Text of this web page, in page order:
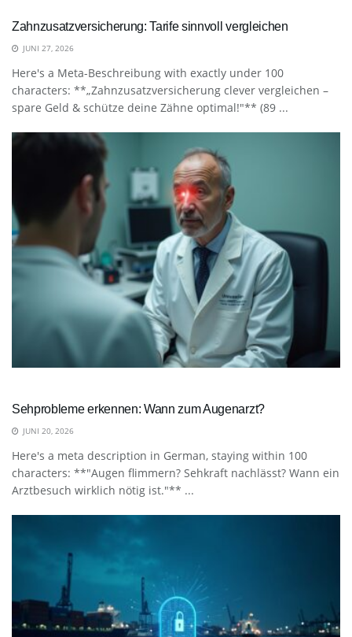
Zahnzusatzversicherung: Tarife sinnvoll vergleichen
JUNI 27, 2026
Here's a Meta-Beschreibung with exactly under 100
characters: **„Zahnzusatzversicherung clever vergleichen –
spare Geld & schütze deine Zähne optimal!"** (89 ...
Sehprobleme erkennen: Wann zum Augenarzt?
JUNI 20, 2026
Here's a meta description in German, staying within 100
characters: **"Augen flimmern? Sehkraft nachlässt? Wann ein
Arztbesuch wirklich nötig ist."** ...